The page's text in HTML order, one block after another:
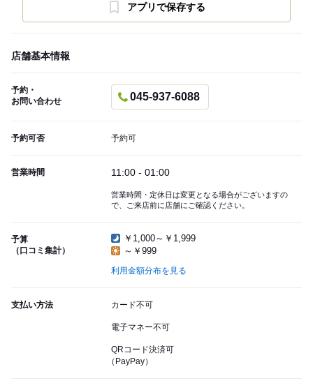
アプリで保存する
店舗基本情報
予約・
お問い合わせ
045-937-6088
予約可否 予約可
営業時間 11:00 - 01:00
営業時間・定休日は変更となる場合がございますの
で、ご来店前に店舗にご確認ください。
予算
（口コミ集計）
￥1,000～￥1,999
～￥999
利用金額分布を見る
支払い方法 カード不可
電子マネー不可
QRコード決済可
（PayPay）